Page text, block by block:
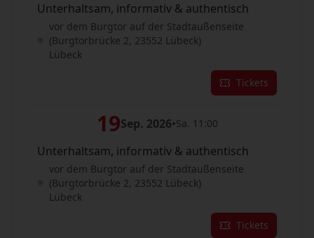
Unterhaltsam, informativ & authentisch
vor dem Burgtor auf der Stadtaußenseite
(Burgtorbrücke 2, 23552 Lübeck)
Lübeck
Tickets
19Sep. 2026•Sa. 11:00
Unterhaltsam, informativ & authentisch
vor dem Burgtor auf der Stadtaußenseite
(Burgtorbrücke 2, 23552 Lübeck)
Lübeck
Tickets